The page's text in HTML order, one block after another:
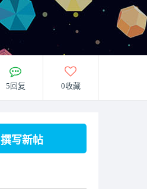
5回复 0收藏
撰写新帖